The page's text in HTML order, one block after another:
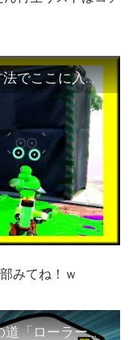
【スプラトゥーン小ネタ】ある方法でここに入れるって知ってた？【うわさちょーさだん】splatoon Rumor investigation team
みてね！ｗ
【スプラトゥーン2】Sプラスへの道「ローラー編最終回」